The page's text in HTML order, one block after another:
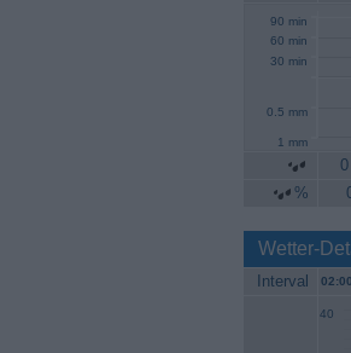
30 min
60 min
90 min
0.5 mm
1 mm
%
Wetter-
Interval
40